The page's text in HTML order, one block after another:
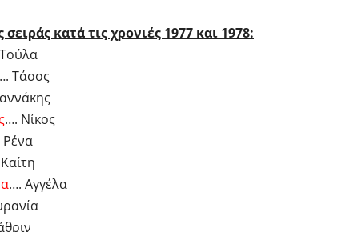
κατά τις χρονιές 1977 και 1978:
Τάσος
…. Νίκος
…. Αγγέλα